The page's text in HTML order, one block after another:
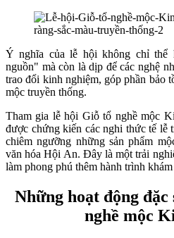
Ý nghĩa của lễ hội không chỉ thể
nguồn" mà còn là dịp để các nghệ
trao đổi kinh nghiệm, góp phần bảo
mộc truyền thống.
Tham gia lễ hội Giỗ tổ nghề mộc
được chứng kiến các nghi thức tế lễ
chiêm ngưỡng những sản phẩm
văn hóa Hội An. Đây là một trải
làm phong phú thêm hành trình
Những hoạt động
nghề mộc